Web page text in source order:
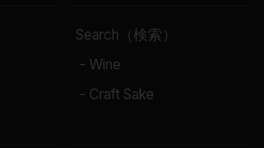
Search（検索）
- Wine
- Craft Sake